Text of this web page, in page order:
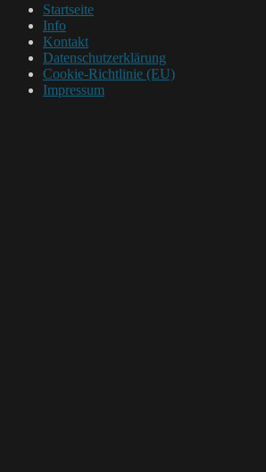
Startseite
Info
Kontakt
Datenschutzerklärung
Cookie-Richtlinie (EU)
Impressum